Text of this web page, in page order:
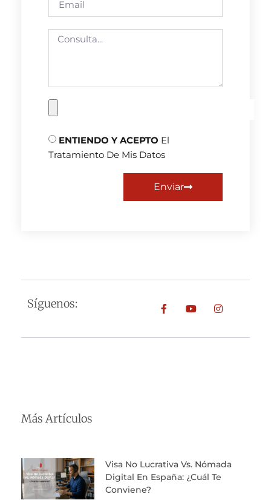
ENTIENDO Y ACEPTO El
Tratamiento De Mis Datos
Enviar
Síguenos:
Más Artículos
Visa No Lucrativa Vs. Nómada
Digital En España: ¿Cuál Te
Conviene?